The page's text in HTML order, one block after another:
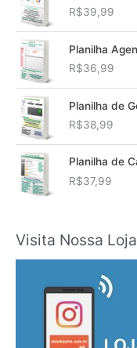
R$39,99
Planilha
R$36,99
Planilha de
R$38,99
Planilha de
R$37,99
Visita Nossa